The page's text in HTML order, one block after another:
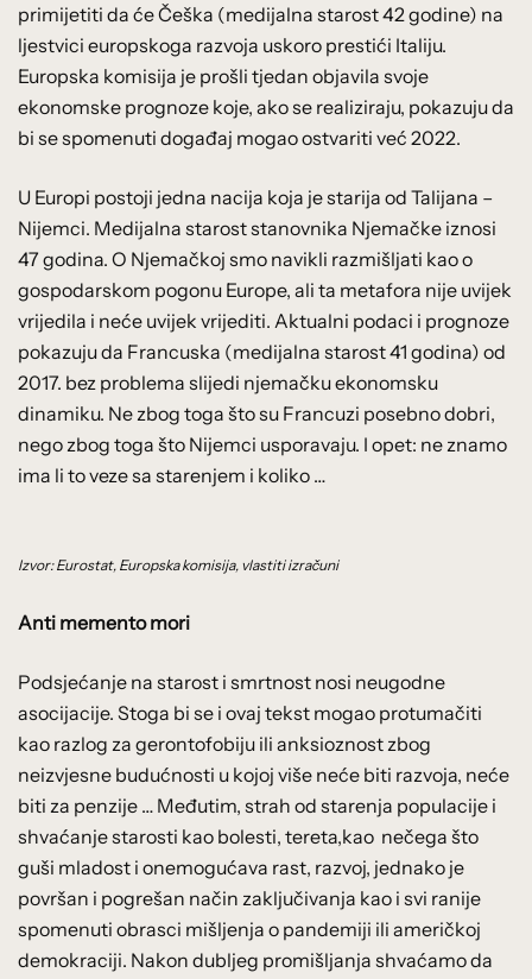
primijetiti da će Češka (medijalna starost 42 godine) na
ljestvici europskoga razvoja uskoro prestići Italiju.
Europska komisija je prošli tjedan objavila svoje
ekonomske prognoze koje, ako se realiziraju, pokazuju da
bi se spomenuti događaj mogao ostvariti već 2022.
U Europi postoji jedna nacija koja je starija od Talijana –
Nijemci. Medijalna starost stanovnika Njemačke iznosi
47 godina. O Njemačkoj smo navikli razmišljati kao o
gospodarskom pogonu Europe, ali ta metafora nije uvijek
vrijedila i neće uvijek vrijediti. Aktualni podaci i prognoze
pokazuju da Francuska (medijalna starost 41 godina) od
2017. bez problema slijedi njemačku ekonomsku
dinamiku. Ne zbog toga što su Francuzi posebno dobri,
nego zbog toga što Nijemci usporavaju. I opet: ne znamo
ima li to veze sa starenjem i koliko …
Izvor: Eurostat, Europska komisija, vlastiti izračuni
Anti memento mori
Podsjećanje na starost i smrtnost nosi neugodne
asocijacije. Stoga bi se i ovaj tekst mogao protumačiti
kao razlog za gerontofobiju ili anksioznost zbog
neizvjesne budućnosti u kojoj više neće biti razvoja, neće
biti za penzije … Međutim, strah od starenja populacije i
shvaćanje starosti kao bolesti, tereta,kao nečega što
guši mladost i onemogućava rast, razvoj, jednako je
površan i pogrešan način zaključivanja kao i svi ranije
spomenuti obrasci mišljenja o pandemiji ili američkoj
demokraciji. Nakon dubljeg promišljanja shvaćamo da